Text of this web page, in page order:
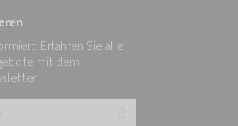
Erfahren Sie alle
mit dem